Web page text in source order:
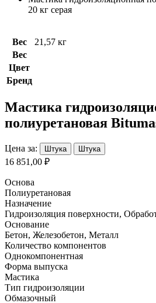
20 кг серая
Вес
21,57 кг
Вес
Цвет
Бренд
Мастика
полиуретановая
Цена за: Штука Штука
16 851,00 ₽
Основа
Полиуретановая
Назначение
Гидроизоляция поверхности,
Основание
Бетон, Железобетон, Металл
Количество компонентов
Однокомпонентная
Форма выпуска
Мастика
Тип гидроизоляции
Обмазочный